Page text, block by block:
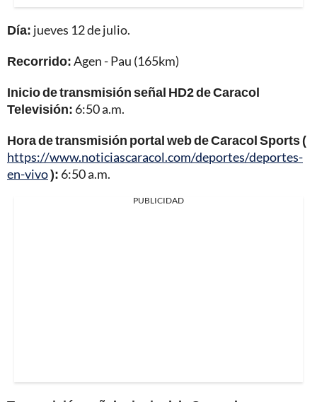
Día: jueves 12 de julio.
Recorrido:Agen - Pau (165km)
Inicio de transmisión señal HD2 de Caracol
Televisión: 6:50 a.m.
Hora de transmisión portal web de Caracol Sports (
https://www.noticiascaracol.com/deportes/deportes-
en-vivo): 6:50 a.m.
PUBLICIDAD